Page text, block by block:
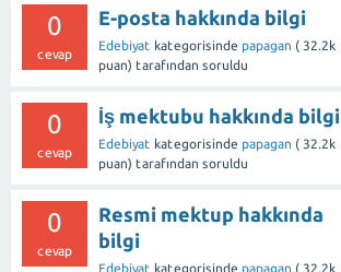
0
cevap
E-posta hakkında bilgi
Edebiyat kategorisinde papagan ( 32.2k
puan) tarafından soruldu
0
cevap
İş mektubu hakkında bilgi
Edebiyat kategorisinde papagan ( 32.2k
puan) tarafından soruldu
0
cevap
Resmi mektup hakkında
bilgi
Edebiyat kategorisinde papagan ( 32.2k